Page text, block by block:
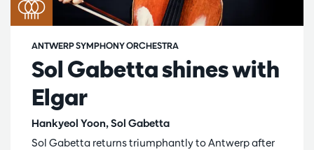
Sol Gabetta shines with
Elgar
Hankyeol Yoon, Sol Gabetta
ANTWERP SYMPHONY ORCHESTRA
Sol Gabetta returns triumphantly to Antwerp after